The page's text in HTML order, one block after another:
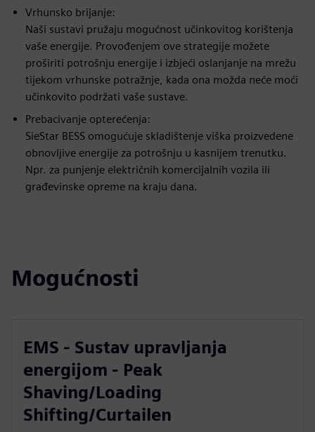
Vrhunsko brijanje:
Naši sustavi pružaju mogućnost učinkovitog korištenja
vaše energije. Provođenjem ove strategije možete
proširiti potrošnju energije i izbjeći oslanjanje na mrežu
tijekom vrhunske potražnje, kada ona možda neće moći
učinkovito podržati vaše sustave.
Prebacivanje opterećenja:
SieStar BESS omogućuje skladištenje viška proizvedene
obnovljive energije za potrošnju u kasnijem trenutku.
Npr. za punjenje električnih komercijalnih vozila ili
građevinske opreme na kraju dana.
Mogućnosti
EMS - Sustav upravljanja
energijom - Peak
Shaving/Loading
Shifting/Curtailen